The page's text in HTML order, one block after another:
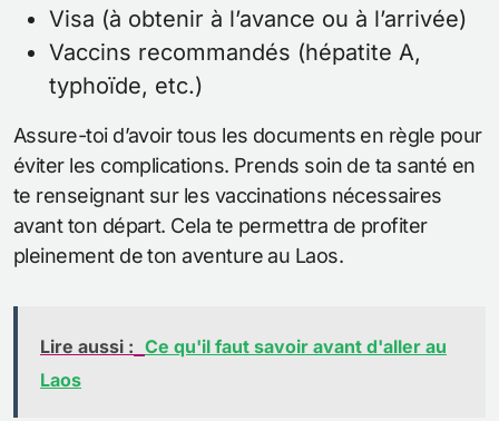
Visa (à obtenir à l’avance ou à l’arrivée)
Vaccins recommandés (hépatite A,
typhoïde, etc.)
Assure-toi d’avoir tous les documents en règle pour
éviter les complications. Prends soin de ta santé en
te renseignant sur les vaccinations nécessaires
avant ton départ. Cela te permettra de profiter
pleinement de ton aventure au Laos.
Lire aussi : Ce qu'il faut savoir avant d'aller au
Laos